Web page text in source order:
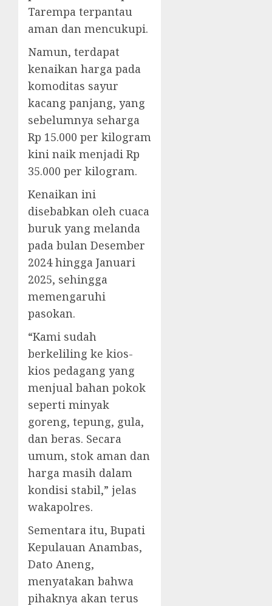
Tarempa terpantau
aman dan mencukupi.
Namun, terdapat
kenaikan harga pada
komoditas sayur
kacang panjang, yang
sebelumnya seharga
Rp 15.000 per kilogram
kini naik menjadi Rp
35.000 per kilogram.
Kenaikan ini
disebabkan oleh cuaca
buruk yang melanda
pada bulan Desember
2024 hingga Januari
2025, sehingga
memengaruhi
pasokan.
“Kami sudah
berkeliling ke kios-
kios pedagang yang
menjual bahan pokok
seperti minyak
goreng, tepung, gula,
dan beras. Secara
umum, stok aman dan
harga masih dalam
kondisi stabil,” jelas
wakapolres.
Sementara itu, Bupati
Kepulauan Anambas,
Dato Aneng,
menyatakan bahwa
pihaknya akan terus